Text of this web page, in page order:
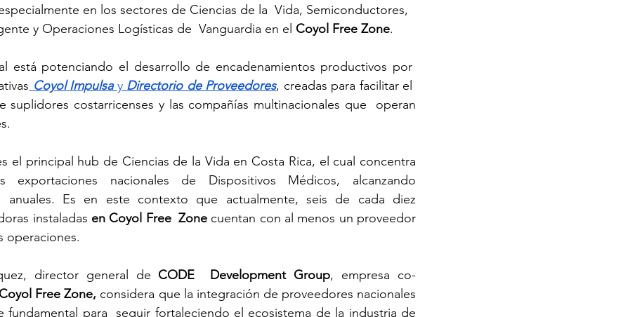
en los sectores de Ciencias de la  Vida, Semiconductores,
y Operaciones Logísticas de  Vanguardia en el Coyol Free Zone.
está potenciando el desarrollo de encadenamientos productivos por
Coyol Impulsa y Directorio de Proveedores, creadas para facilitar el
suplidores costarricenses y las compañías multinacionales que  operan
el principal hub de Ciencias de la Vida en Costa Rica, el cual concentra
exportaciones nacionales de Dispositivos Médicos, alcanzando
anuales. Es en este contexto que actualmente, seis de cada diez
instaladas en Coyol Free  Zone cuentan con al menos un proveedor
operaciones.
director general de CODE  Development Group, empresa co-
Coyol Free Zone, considera que la integración de proveedores nacionales
fundamental para  seguir fortaleciendo el ecosistema de la industria de